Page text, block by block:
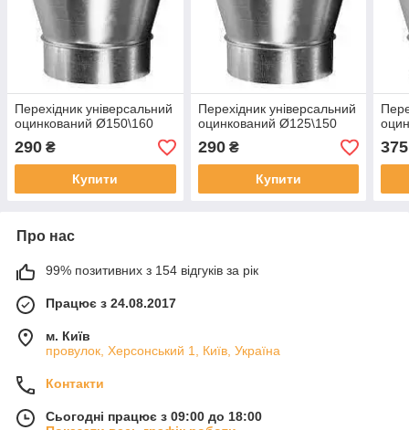
Перехідник універсальний
оцинкований Ø150\160
290 ₴
Купити
Перехідник універсальний
оцинкований Ø125\150
290₴
Купити
375
Про нас
99% позитивних з 154 відгуків за рік
Працює з 24.08.2017
м. Київ
провулок, Херсонський 1, Київ, Україна
Контакти
Сьогодні працює з 09:00 до 18:00